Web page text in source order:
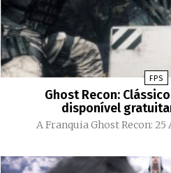
FPS
Ghost Recon:
disponível